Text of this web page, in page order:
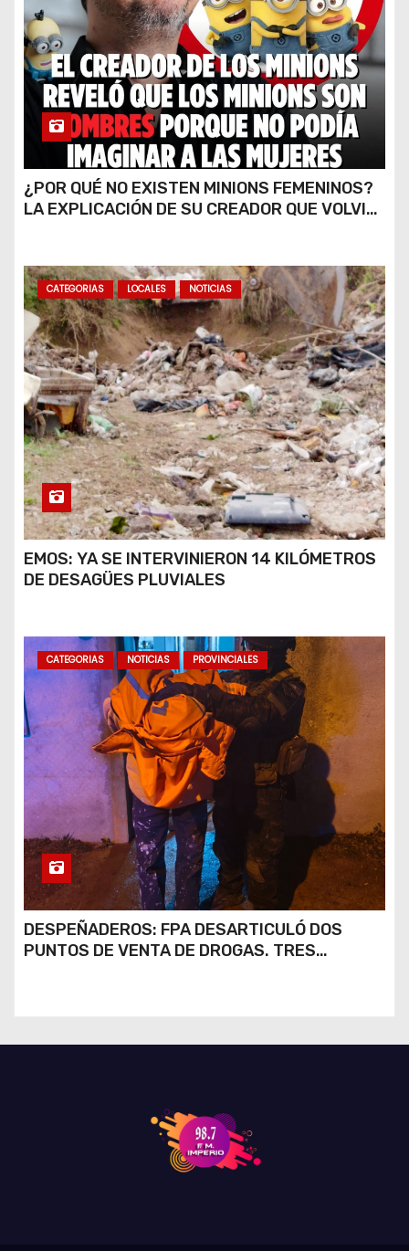
¿POR QUÉ NO EXISTEN MINIONS FEMENINOS?
LA EXPLICACIÓN DE SU CREADOR QUE VOLVIÓ
CATEGORIAS LOCALES NOTICIAS
EMOS: YA SE INTERVINIERON 14 KILÓMETROS
DE DESAGÜES PLUVIALES
CATEGORIAS NOTICIAS PROVINCIALES
DESPEÑADEROS: FPA DESARTICULÓ DOS
PUNTOS DE VENTA DE DROGAS. TRES